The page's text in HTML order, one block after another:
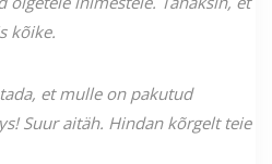
kõike.
et mulle on pakutud
Suur aitäh. Hindan kõrgelt teie